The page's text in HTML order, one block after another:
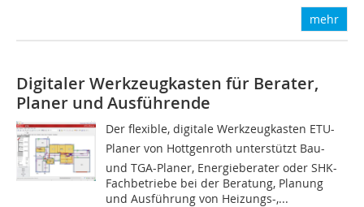
mehr
Digitaler Werkzeugkasten für Berater,
Planer und Ausführende
Der flexible, digitale Werkzeugkasten ETU-
Planer von Hottgenroth unterstützt Bau-
und TGA-Planer, Energieberater oder SHK-
Fachbetriebe bei der Beratung, Planung
und Ausführung von Heizungs-,...